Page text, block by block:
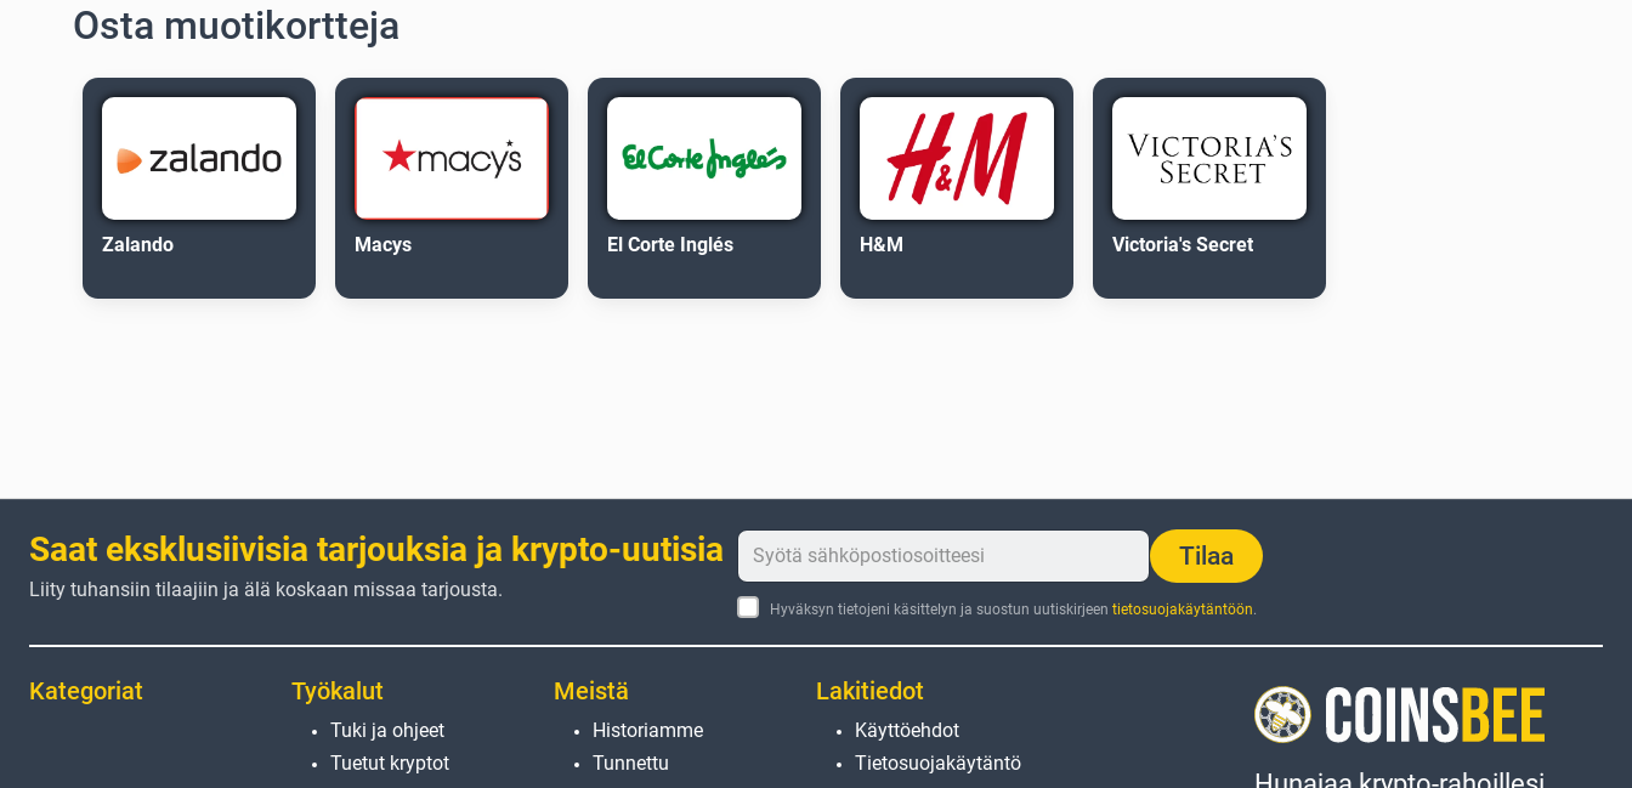
Osta muotikortteja
Zalando Macys El Corte Inglés H&M Victoria's Secret
Saat eksklusiivisia tarjouksia ja krypto-uutisia
Liity tuhansiin tilaajiin ja älä koskaan missaa tarjousta.
Tilaa
Hyväksyn tietojeni käsittelyn ja suostun uutiskirjeen tietosuojakäytäntöön.
Kategoriat Työkalut
Tuki ja ohjeet
Tuetut kryptot
Meistä
Historiamme
Tunnettu
Lakitiedot
Käyttöehdot
Tietosuojakäytäntö